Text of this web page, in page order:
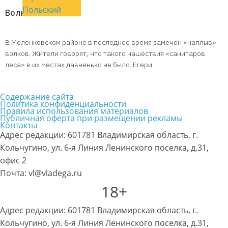
Польский
Волки! Волки!
В Меленковском районе в последнее время замечен «наплыв»
волков. Жители говорят, что такого нашествия «санитаров
леса» в их местах давненько не было. Егери…
Содержание сайта
Политика конфиденциальности
Правила использования материалов
Публичная оферта при размещении рекламы
Контакты
Адрес редакции: 601781 Владимирская область, г.
Кольчугино, ул. 6-я Линия Ленинского поселка, д.31,
офис 2
Почта: vl@vladega.ru
18+
Адрес редакции: 601781 Владимирская область, г.
Кольчугино, ул. 6-я Линия Ленинского поселка, д.31,